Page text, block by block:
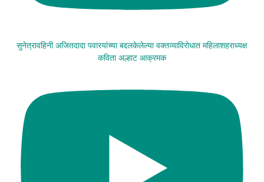
सुनेत्रावहिनी अजितदादा पवारयांच्या बद्दलकेलेल्या वक्तव्याविरोधात महिलाशहराध्यक्ष
कविता अल्हाट आक्रमक